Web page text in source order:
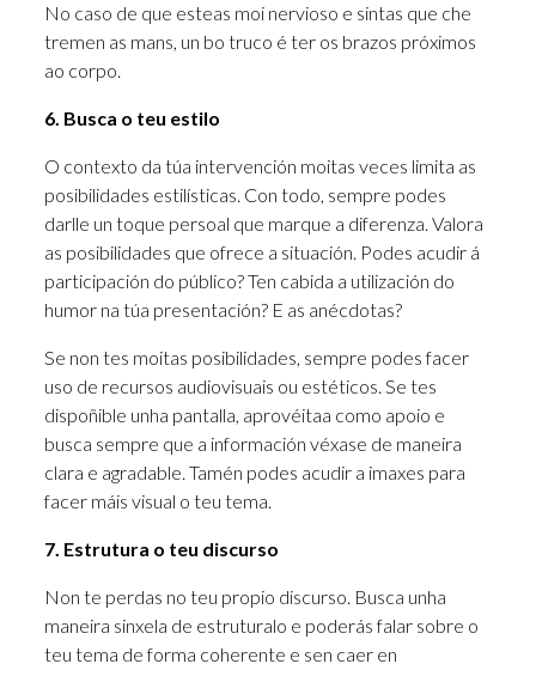
No caso de que esteas moi nervioso e sintas que che
tremen as mans, un bo truco é ter os brazos próximos
ao corpo.
6. Busca o teu estilo
O contexto da túa intervención moitas veces limita as
posibilidades estilísticas. Con todo, sempre podes
darlle un toque persoal que marque a diferenza. Valora
as posibilidades que ofrece a situación. Podes acudir á
participación do público? Ten cabida a utilización do
humor na túa presentación? E as anécdotas?
Se non tes moitas posibilidades, sempre podes facer
uso de recursos audiovisuais ou estéticos. Se tes
dispoñible unha pantalla, aprovéitaa como apoio e
busca sempre que a información véxase de maneira
clara e agradable. Tamén podes acudir a imaxes para
facer máis visual o teu tema.
7. Estrutura o teu discurso
Non te perdas no teu propio discurso. Busca unha
maneira sinxela de estruturalo e poderás falar sobre o
teu tema de forma coherente e sen caer en